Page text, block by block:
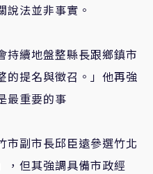
說法並非事實。
持續地盤整縣長跟鄉鎮市
的提名與徵召。」他再強
最重要的事
市副市長邱臣遠參選竹北
，但其強調具備市政經